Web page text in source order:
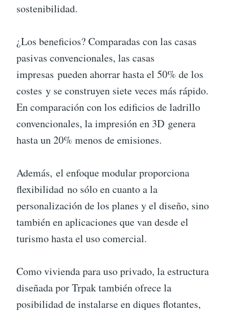
sostenibilidad.
¿Los beneficios? Comparadas con las casas
pasivas convencionales, las casas
impresas pueden ahorrar hasta el 50% de los
costes y se construyen siete veces más rápido.
En comparación con los edificios de ladrillo
convencionales, la impresión en 3D genera
hasta un 20% menos de emisiones.
Además, el enfoque modular proporciona
flexibilidad no sólo en cuanto a la
personalización de los planes y el diseño, sino
también en aplicaciones que van desde el
turismo hasta el uso comercial.
Como vivienda para uso privado, la estructura
diseñada por Trpak también ofrece la
posibilidad de instalarse en diques flotantes,